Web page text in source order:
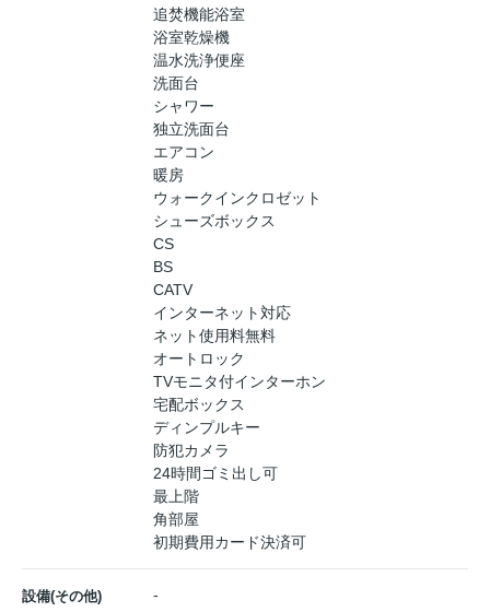
追焚機能浴室
浴室乾燥機
温水洗浄便座
洗面台
シャワー
独立洗面台
エアコン
暖房
ウォークインクロゼット
シューズボックス
CS
BS
CATV
インターネット対応
ネット使用料無料
オートロック
TVモニタ付インターホン
宅配ボックス
ディンプルキー
防犯カメラ
24時間ゴミ出し可
最上階
角部屋
初期費用カード決済可
設備(その他) -